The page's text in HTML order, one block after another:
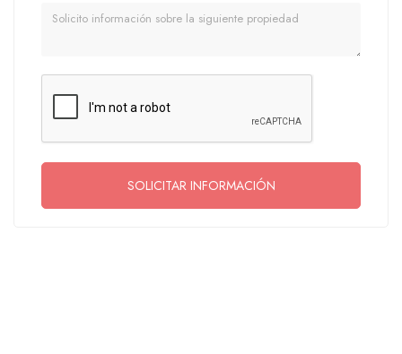
Mensaje
SOLICITAR INFORMACIÓN